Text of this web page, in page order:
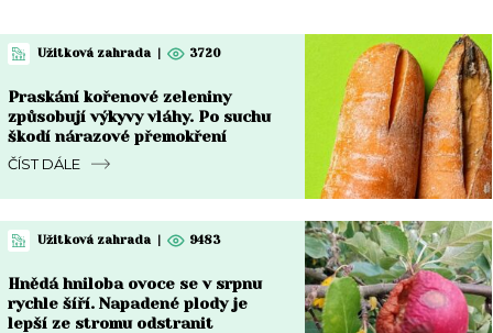
Užitková zahrada 3720
Praskání kořenové zeleniny
způsobují výkyvy vláhy. Po suchu
škodí nárazové přemokření
ČÍST DÁLE
Užitková zahrada 9483
Hnědá hniloba ovoce se v srpnu
rychle šíří. Napadené plody je
lepší ze stromu odstranit